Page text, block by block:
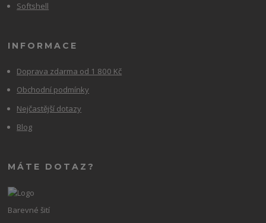
Softshell
INFORMACE
Doprava zdarma od 1 800 Kč
Obchodní podmínky
Nejčastější dotazy
Blog
MÁTE DOTAZ?
Barevné šití